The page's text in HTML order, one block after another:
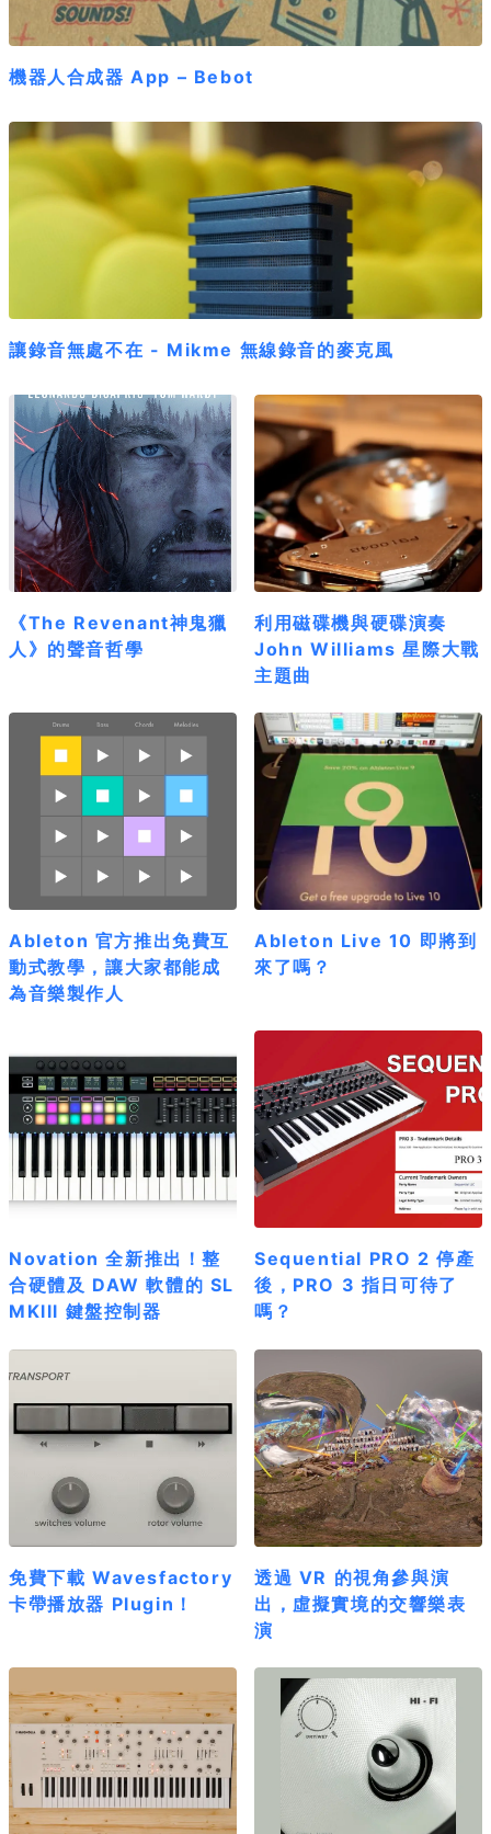
機器人合成器 App – Bebot
讓錄音無處不在 - Mikme 無線錄音的麥克風
《The Revenant神鬼獵
人》的聲音哲學
利用磁碟機與硬碟演奏
John Williams 星際大戰
主題曲
Ableton 官方推出免費互
動式教學，讓大家都能成
為音樂製作人
Ableton Live 10 即將到
來了嗎？
Novation 全新推出！整
合硬體及 DAW 軟體的 SL
MKlll 鍵盤控制器
Sequential PRO 2 停產
後，PRO 3 指日可待了
嗎？
免費下載 Wavesfactory
卡帶播放器 Plugin！
透過 VR 的視角參與演
出，虛擬實境的交響樂表
演